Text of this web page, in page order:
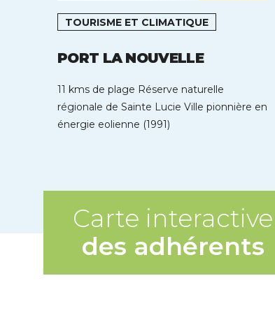
TOURISME ET CLIMATIQUE
PORT LA NOUVELLE
11 kms de plage Réserve naturelle
régionale de Sainte Lucie Ville pionnière en
énergie eolienne (1991)
Carte interactive
des adhérents